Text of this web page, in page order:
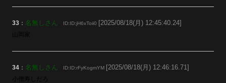
33 ： 名無しさん ID:ID:jH6xToii0 [2025/08/18(月) 12:45:40.24]
山岡家
34 ： 名無しさん ID:ID:rFyKogmYM [2025/08/18(月) 12:46:16.71]
小僧寿しだろ